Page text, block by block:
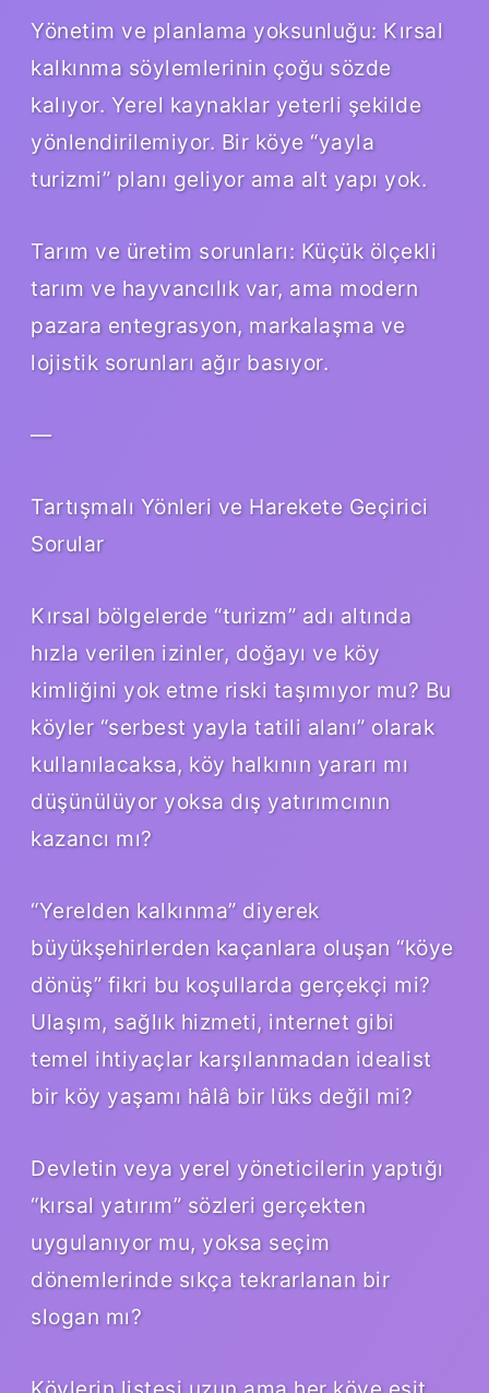
Yönetim ve planlama yoksunluğu: Kırsal
kalkınma söylemlerinin çoğu sözde
kalıyor. Yerel kaynaklar yeterli şekilde
yönlendirilemiyor. Bir köye “yayla
turizmi” planı geliyor ama alt yapı yok.
Tarım ve üretim sorunları: Küçük ölçekli
tarım ve hayvancılık var, ama modern
pazara entegrasyon, markalaşma ve
lojistik sorunları ağır basıyor.
—
Tartışmalı Yönleri ve Harekete Geçirici
Sorular
Kırsal bölgelerde “turizm” adı altında
hızla verilen izinler, doğayı ve köy
kimliğini yok etme riski taşımıyor mu? Bu
köyler “serbest yayla tatili alanı” olarak
kullanılacaksa, köy halkının yararı mı
düşünülüyor yoksa dış yatırımcının
kazancı mı?
“Yerelden kalkınma” diyerek
büyükşehirlerden kaçanlara oluşan “köye
dönüş” fikri bu koşullarda gerçekçi mi?
Ulaşım, sağlık hizmeti, internet gibi
temel ihtiyaçlar karşılanmadan idealist
bir köy yaşamı hâlâ bir lüks değil mi?
Devletin veya yerel yöneticilerin yaptığı
“kırsal yatırım” sözleri gerçekten
uygulanıyor mu, yoksa seçim
dönemlerinde sıkça tekrarlanan bir
slogan mı?